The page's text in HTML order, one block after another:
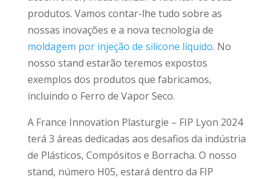
produtos. Vamos contar-lhe tudo sobre as
nossas inovações e a nova tecnologia de
moldagem por injeção de silicone líquido. No
nosso stand estarão teremos expostos
exemplos dos produtos que fabricamos,
incluindo o Ferro de Vapor Seco.
A France Innovation Plasturgie – FIP Lyon 2024
terá 3 áreas dedicadas aos desafios da indústria
de Plásticos, Compósitos e Borracha. O nosso
stand, número H05, estará dentro da FIP